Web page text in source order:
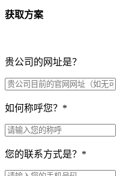
获取方案
贵公司的网址是？
如何称呼您？ *
您的联系方式是？ *